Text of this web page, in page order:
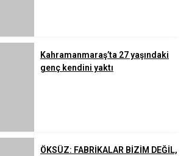
Kahramanmaraş’ta 27 yaşındaki
genç kendini yaktı
ÖKSÜZ: FABRİKALAR BİZİM DEĞİL,